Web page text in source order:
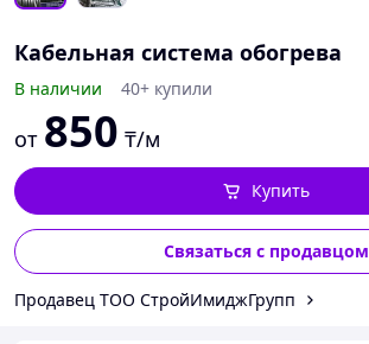
Кабельная система обогрева
В наличии 40+ купили
от 850 ₸/м
Купить
Связаться с продавцом
Продавец ТОО СтройИмиджГрупп